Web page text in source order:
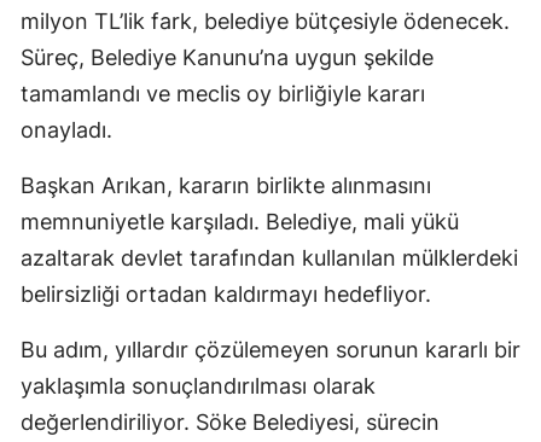
milyon TL’lik fark, belediye bütçesiyle ödenecek.
Süreç, Belediye Kanunu’na uygun şekilde
tamamlandı ve meclis oy birliğiyle kararı
onayladı.
Başkan Arıkan, kararın birlikte alınmasını
memnuniyetle karşıladı. Belediye, mali yükü
azaltarak devlet tarafından kullanılan mülklerdeki
belirsizliği ortadan kaldırmayı hedefliyor.
Bu adım, yıllardır çözülemeyen sorunun kararlı bir
yaklaşımla sonuçlandırılması olarak
değerlendiriliyor. Söke Belediyesi, sürecin